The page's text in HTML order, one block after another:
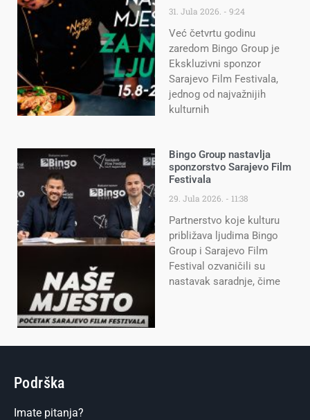
31. Jula 2026. 9:24
Već četvrtu godinu
zaredom Bingo Group je
Ekskluzivni sponzor
Sarajevo Film Festivala,
jednog od najvažnijih
kulturnih
Bingo Group nastavlja
sponzorstvo Sarajevo Film
Festivala
29. Jula 2026. 11:38
Partnerstvo koje kulturu
približava ljudima Bingo
Group i Sarajevo Film
Festival ozvaničili su
nastavak saradnje, čime
Podrška
Imate pitanja?